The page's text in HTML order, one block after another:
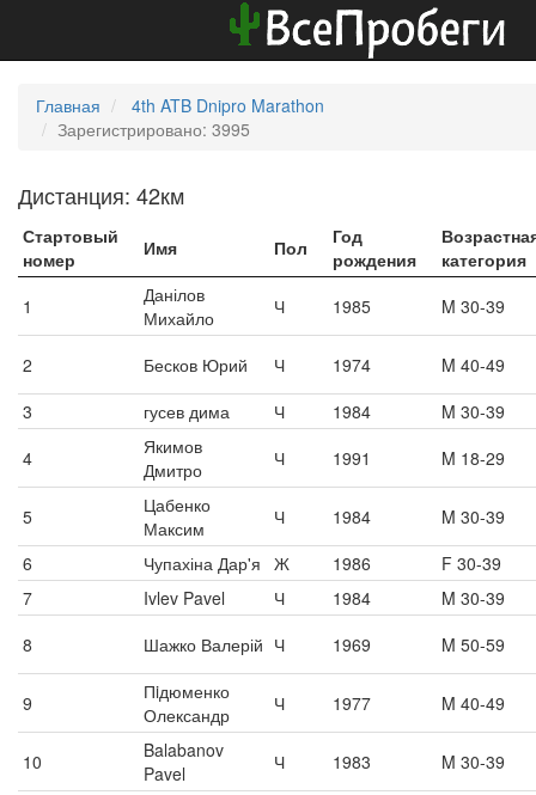
Главная
4th ATB Dnipro Marathon
Зарегистрировано: 3995
Дистанция: 42км
Стартовый
номер
Имя Пол
Год
рождения
категория
1
Данілов
Михайло
Ч 1985 M 30-39
2 Бесков Юрий Ч 1974
M 40-49
3
гусев дима Ч 1984
M 30-39
4
Якимов
Дмитро
Ч 1991 M 18-29
5
Цабенко
Максим
Ч 1984
M 30-39
6
Чупахіна Дар'я Ж 1986
F 30-39
7
Ivlev Pavel Ч 1984
M 30-39
8
Шажко Валерій Ч 1969 M 50-59
9
Пiдюменко
Олександр
Ч 1977 M 40-49
10
Balabanov
Pavel
Ч 1983 M 30-39